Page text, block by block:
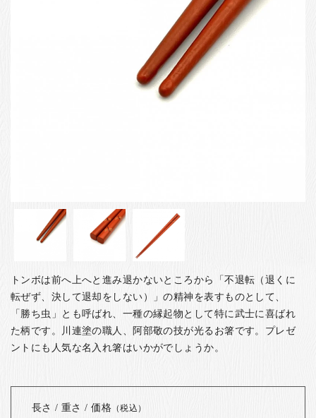
トンボは前へ上へと進み退かないところから「不退転（退くに
転ぜず、決して退却をしない）」の精神を表すものとして、
「勝ち虫」とも呼ばれ、一種の縁起物として特に武士に喜ばれ
た柄です。
川連塗の職人、阿部敬の技が光るお箸です。プレゼ
ントにも人気な名入れ箸はいかがでしょうか。
長さ / 重さ / 価格 （税込）